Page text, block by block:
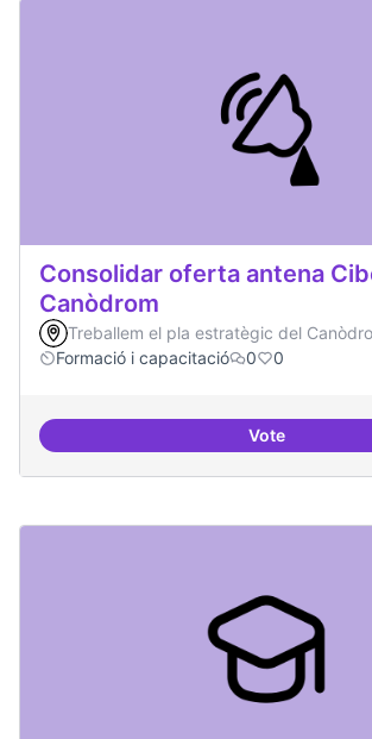
Consolidar oferta antena
Canòdrom
Treballem el pla estratègic del
Formació i capacitació
0 0
VoteConsolidar